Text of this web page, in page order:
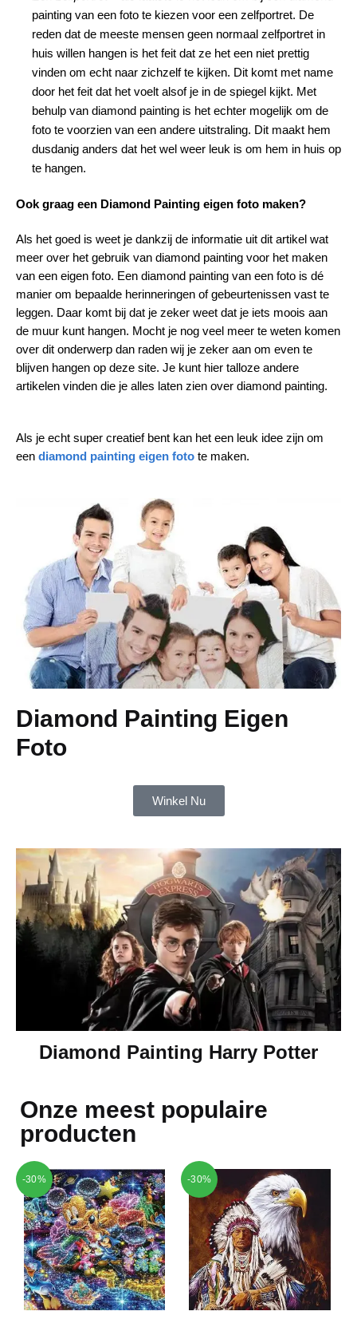
painting van een foto te kiezen voor een zelfportret. De
reden dat de meeste mensen geen normaal zelfportret in
huis willen hangen is het feit dat ze het een niet prettig
vinden om echt naar zichzelf te kijken. Dit komt met name
door het feit dat het voelt alsof je in de spiegel kijkt. Met
behulp van diamond painting is het echter mogelijk om de
foto te voorzien van een andere uitstraling. Dit maakt hem
dusdanig anders dat het wel weer leuk is om hem in huis op
te hangen.
Ook graag een Diamond Painting eigen foto maken?
Als het goed is weet je dankzij de informatie uit dit artikel wat
meer over het gebruik van diamond painting voor het maken
van een eigen foto. Een diamond painting van een foto is dé
manier om bepaalde herinneringen of gebeurtenissen vast te
leggen. Daar komt bij dat je zeker weet dat je iets moois aan
de muur kunt hangen. Mocht je nog veel meer te weten komen
over dit onderwerp dan raden wij je zeker aan om even te
blijven hangen op deze site. Je kunt hier talloze andere
artikelen vinden die je alles laten zien over diamond painting.
Als je echt super creatief bent kan het een leuk idee zijn om
een diamond painting eigen foto te maken.
Diamond Painting Eigen
Foto
Winkel Nu
Diamond Painting Harry Potter
Onze meest populaire
producten
-30% -30%